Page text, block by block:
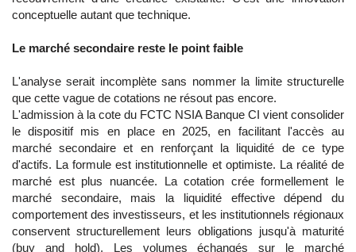
conceptuelle autant que technique.
Le marché secondaire reste le point faible
L'analyse serait incomplète sans nommer la limite structurelle
que cette vague de cotations ne résout pas encore.
L'admission à la cote du FCTC NSIA Banque CI vient consolider
le dispositif mis en place en 2025, en facilitant l'accès au
marché secondaire et en renforçant la liquidité de ce type
d'actifs. La formule est institutionnelle et optimiste. La réalité de
marché est plus nuancée. La cotation crée formellement le
marché secondaire, mais la liquidité effective dépend du
comportement des investisseurs, et les institutionnels régionaux
conservent structurellement leurs obligations jusqu'à maturité
(buy and hold). Les volumes échangés sur le marché